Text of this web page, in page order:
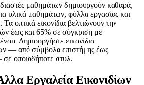
μαθημάτων δημιουργούν καθαρά,
υλικά μαθημάτων, φύλλα εργασίας και
οπτικά εικονίδια βελτιώνουν την
έως και 65% σε σύγκριση με
Δημιουργήστε εικονίδια
— από σύμβολα επιστήμης έως
σε οποιοδήποτε στυλ.
Εργαλεία Εικονιδίων